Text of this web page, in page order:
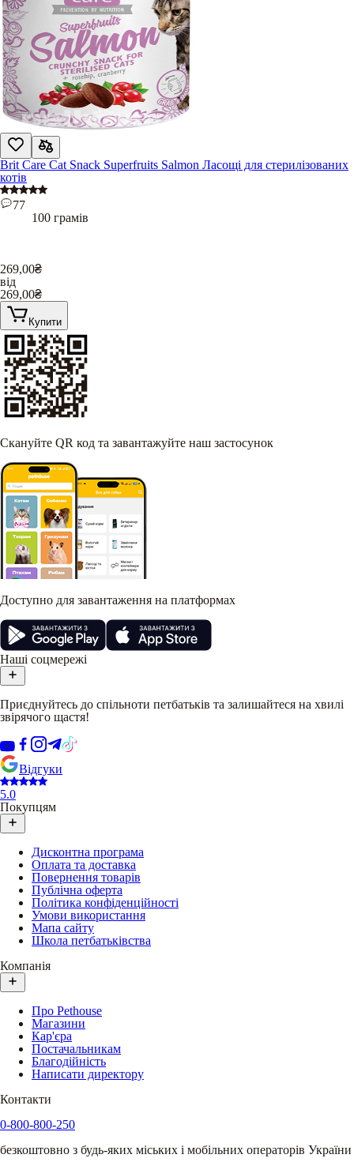
Brit Care Cat Snack Superfruits Salmon Ласощі для стерилізованих
котів
77
100 грамів
269,00₴
від
269,00₴
Купити
Скануйте QR код та завантажуйте наш застосунок
Доступно для завантаження на платформах
Наші соцмережі
Приєднуйтесь до спільноти петбатьків та залишайтеся на хвилі
звірячого щастя!
Відгуки
5.0
Покупцям
Дисконтна програма
Оплата та доставка
Повернення товарів
Публічна оферта
Політика конфіденційності
Умови використання
Мапа сайту
Школа петбатьківства
Компанія
Про Pethouse
Магазини
Кар'єра
Постачальникам
Благодійність
Написати директору
Контакти
0-800-800-250
безкоштовно з будь-яких міських і мобільних операторів України